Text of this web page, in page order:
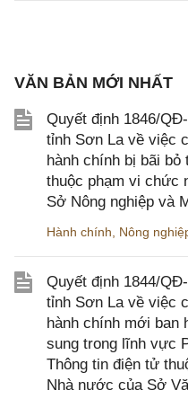
VĂN BẢN MỚI NHẤT
Quyết định 1846/
tỉnh Sơn La về việc
hành chính bị bãi
thuộc phạm vi chức
Sở Nông nghiệp và
Hành chính Nông
Quyết định 1844/
tỉnh Sơn La về việc
hành chính mới ban
sung trong lĩnh vực
Thông tin điện tử
Nhà nước của Sở